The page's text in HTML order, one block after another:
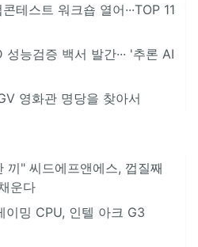
테스트 워크숍 열어···TOP 11
능검증 백서 발간··· '추론 AI
영화관 명당을 찾아서
끼" 씨드에프앤에스, 껍질째
운다
이밍 CPU, 인텔 아크 G3